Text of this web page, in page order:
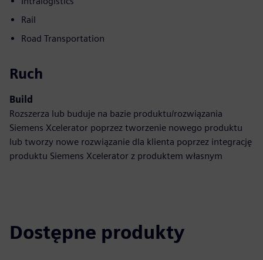
Rail
Road Transportation
Ruch
Build
Rozszerza lub buduje na bazie produktu/rozwiązania
Siemens Xcelerator poprzez tworzenie nowego produktu
lub tworzy nowe rozwiązanie dla klienta poprzez integrację
produktu Siemens Xcelerator z produktem własnym
Dostępne produkty